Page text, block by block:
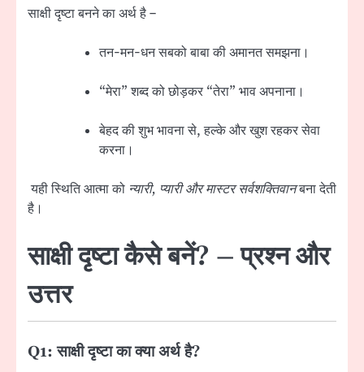
साक्षी दृष्टा बनने का अर्थ है –
तन-मन-धन सबको बाबा की अमानत समझना।
“मेरा” शब्द को छोड़कर “तेरा” भाव अपनाना।
बेहद की शुभ भावना से, हल्के और खुश रहकर सेवा
करना।
यही स्थिति आत्मा को न्यारी, प्यारी और मास्टर सर्वशक्तिवानबना देती
है।
साक्षी दृष्टा कैसे बनें? – प्रश्न और
उत्तर
Q1: साक्षी दृष्टा का क्या अर्थ है?